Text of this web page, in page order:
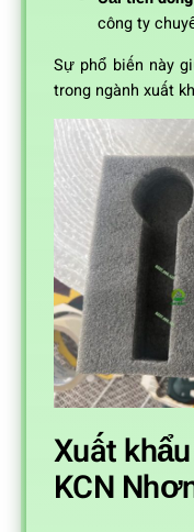
công ty
Sự phổ biến này
trong ngành xuất
Xuất
KCN